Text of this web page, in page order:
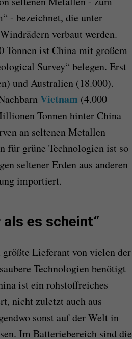
- bezeichnet, die unter
Windrädernverbaut werden.
Tonnen ist China mit großem
Survey“ belegen. Erst
) und Australien (18.000).
Vietnam (4.000
Tonnen hinter China
an seltenen Metallen
für grüne Technologien ist so
seltener Erden aus anderen
importiert.
es scheint“
Lieferant von vielen der
Technologien benötigt
ist ein rohstoffreiches
nicht zuletzt auch aus
sonst auf der Welt in
Im Batteriebereich sind die